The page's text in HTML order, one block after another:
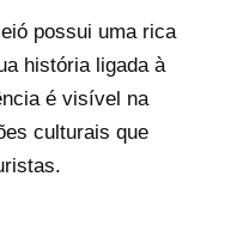
possui uma rica
história ligada à
é visível na
culturais que